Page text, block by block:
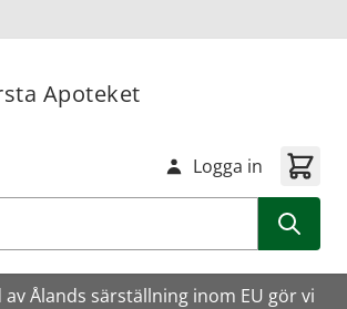
Apoteket
Logga in
av Ålands särställning inom EU gör vi